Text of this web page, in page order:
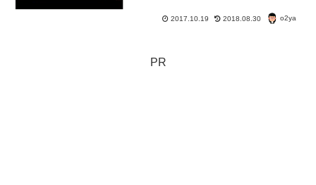
2017.10.19 2018.08.30 o2ya
PR